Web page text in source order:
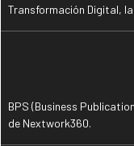
Transformación Digital,
BPS (Business
de Nextwork360.